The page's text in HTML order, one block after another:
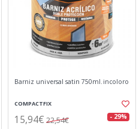
Barniz universal satin 750ml.incoloro
COMPACTFIX
15,94€ 22,54€ - 29%